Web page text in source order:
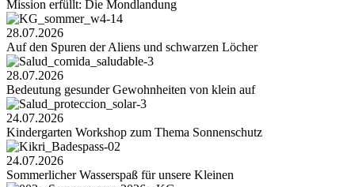
Mission erfüllt: Die Mondlandung
28.07.2026
Auf den Spuren der Aliens und schwarzen Löcher
28.07.2026
Bedeutung gesunder Gewohnheiten von klein auf
24.07.2026
Kindergarten Workshop zum Thema Sonnenschutz
24.07.2026
Sommerlicher Wasserspaß für unsere Kleinen